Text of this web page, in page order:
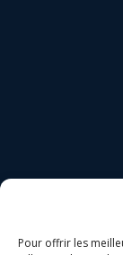
Pour offrir les